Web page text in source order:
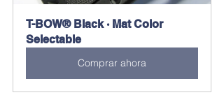
T-BOW® Black · Mat Color
Selectable
Comprar ahora